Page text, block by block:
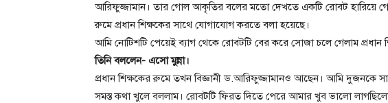
আরিফুজ্জামান। তার গোল আকৃতির বলের মতো দেখতে একটি রোবট হারিয়ে
রুমে প্রধান শিক্ষকের সাথে যোগাযোগ করতে বলা হয়েছে।
আমি নোটিশটি পেয়েই ব্যাগ থেকে রোবটটি বের করে সোজা চলে গেলাম প্রধান
তিনি বললেন- এসো মুন্না।
প্রধান শিক্ষকের রুমে তখন বিজ্ঞানী ড.আরিফুজ্জামানও আছেন। আমি দুজনকে
সমস্ত কথা খুলে বললাম। রোবটটি ফিরত দিতে পেরে আমার খুব ভালো